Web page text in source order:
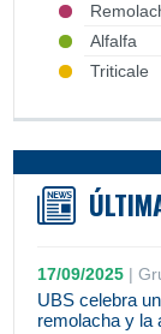
Alfalfa
Triticale
17/09/2025 |
UBS celebra
remolacha y la